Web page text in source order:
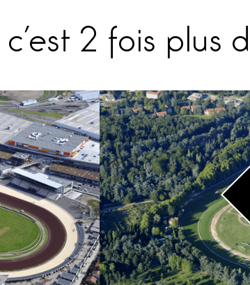
c’est 2 fois plus